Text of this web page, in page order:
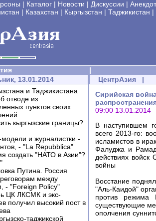
| Каталог | Новости | Дискуссии |
| Казахстан | Кыргызстан | Таджикистан |
|
13.01.2014
и Таджикистана
отводе из
пунктов своих
кыргызские границы?
и журналистки -
- "La Repubblica"
создать "НАТО в Азии"?
Путина. Россия
между
- "Foreign Policy"
ЦК ЛКСМК и экс-
получил высокий пост в
таджикской
ЦентрАзия |
Сирийская
09:00 13.01.2014
В наступившем
всего 2013-го:
исламистов в
Фалуджа и
действиях
войны
Восстание
"Аль-Каидой"
против режима
существующие
ополчения